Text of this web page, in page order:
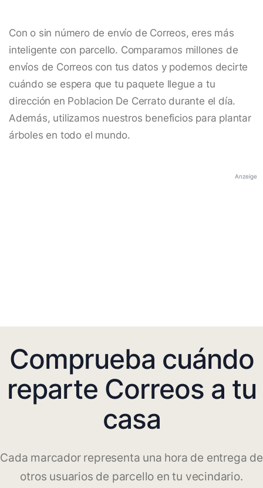
Con o sin número de envío de Correos, eres más
inteligente con parcello. Comparamos millones de
envíos de Correos con tus datos y podemos decirte
cuándo se espera que tu paquete llegue a tu
dirección en Poblacion De Cerrato durante el día.
Además, utilizamos nuestros beneficios para plantar
árboles en todo el mundo.
Anzeige
Comprueba cuándo
reparte Correos a tu
casa
Cada marcador representa una hora de entrega de
otros usuarios de parcello en tu vecindario.